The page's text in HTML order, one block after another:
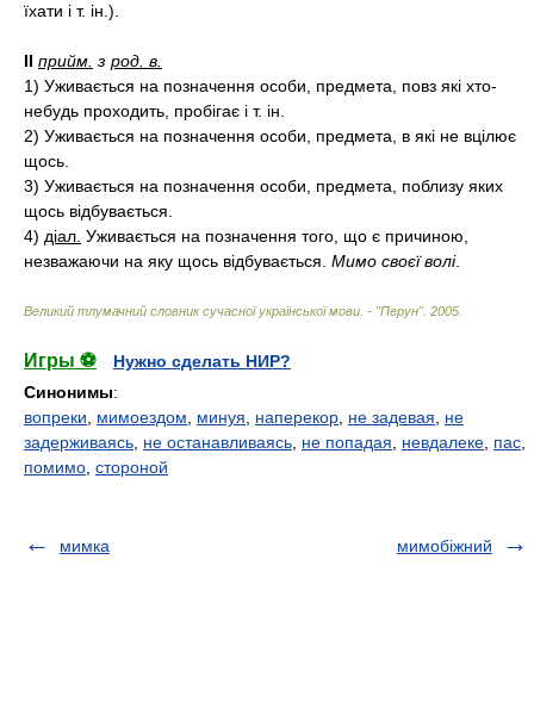
їхати і т. ін.).
II прийм. з род. в.
1) Уживається на позначення особи, предмета, повз які хто-
небудь проходить, пробігає і т. ін.
2) Уживається на позначення особи, предмета, в які не вцілює
щось.
3) Уживається на позначення особи, предмета, поблизу яких
щось відбувається.
4) діал. Уживається на позначення того, що є причиною,
незважаючи на яку щось відбувається. Мимо своєї волі.
Великий тлумачний словник сучасної української мови. - "Перун". 2005
Игры ⚽
Нужно сделать НИР?
Синонимы:
вопреки
мимоездом минуя наперекор не задевая
не
задерживаясь не останавливаясь не попадая невдалеке пас
помимо стороной
мимка мимобіжний